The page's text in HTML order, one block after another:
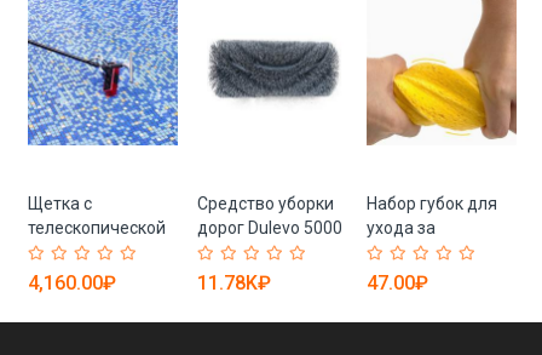
Щетка с
телескопической
штангой для
мытья окон и
панелей (арт. 25-
4,160.00₽
Средство уборки
дорог Dulevo 5000
(арт. 25-1408201)
11.78K₽
Набор губок для
ухода за
автомобилем и
кухней (арт. 25-
47.00₽